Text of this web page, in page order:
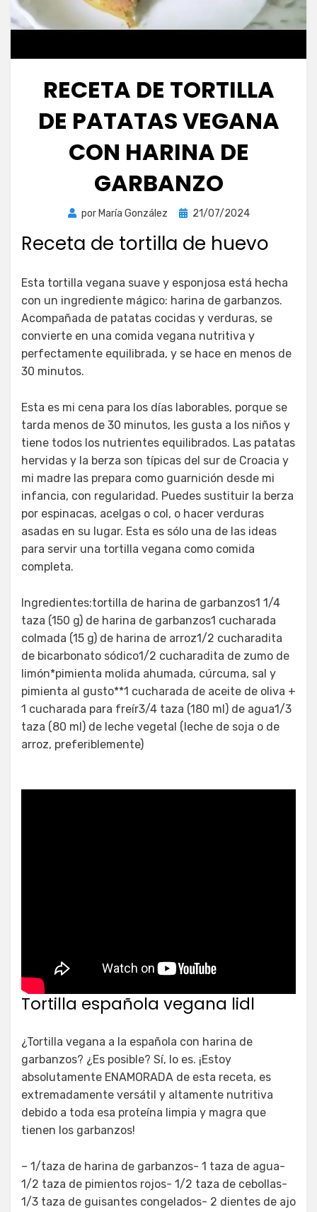
RECETA DE TORTILLA
DE PATATAS VEGANA
CON HARINA DE
GARBANZO
por María González
Publicada
21/07/2024
Receta de tortilla de huevo
Esta tortilla vegana suave y esponjosa está hecha
con un ingrediente mágico: harina de garbanzos.
Acompañada de patatas cocidas y verduras, se
convierte en una comida vegana nutritiva y
perfectamente equilibrada, y se hace en menos de
30 minutos.
Esta es mi cena para los días laborables, porque se
tarda menos de 30 minutos, les gusta a los niños y
tiene todos los nutrientes equilibrados. Las patatas
hervidas y la berza son típicas del sur de Croacia y
mi madre las prepara como guarnición desde mi
infancia, con regularidad. Puedes sustituir la berza
por espinacas, acelgas o col, o hacer verduras
asadas en su lugar. Esta es sólo una de las ideas
para servir una tortilla vegana como comida
completa.
Ingredientes:tortilla de harina de garbanzos1 1/4
taza (150 g) de harina de garbanzos1 cucharada
colmada (15 g) de harina de arroz1/2 cucharadita
de bicarbonato sódico1/2 cucharadita de zumo de
limón*pimienta molida ahumada, cúrcuma, sal y
pimienta al gusto**1 cucharada de aceite de oliva +
1 cucharada para freír3/4 taza (180 ml) de agua1/3
taza (80 ml) de leche vegetal (leche de soja o de
arroz, preferiblemente)
Tortilla española vegana lidl
¿Tortilla vegana a la española con harina de
garbanzos? ¿Es posible? Sí, lo es. ¡Estoy
absolutamente ENAMORADA de esta receta, es
extremadamente versátil y altamente nutritiva
debido a toda esa proteína limpia y magra que
tienen los garbanzos!
– 1/taza de harina de garbanzos- 1 taza de agua-
1/2 taza de pimientos rojos- 1/2 taza de cebollas-
1/3 taza de guisantes congelados- 2 dientes de ajo